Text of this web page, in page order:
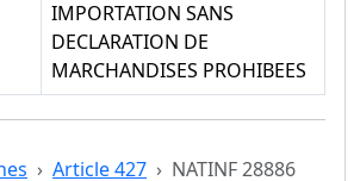
IMPORTATION SANS
DECLARATION DE
MARCHANDISES PROHIBEES
Article 427 NATINF 28886